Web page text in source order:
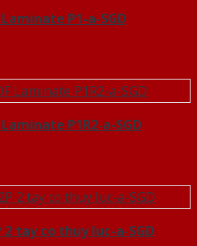
P1-a-SGD
P1R2-a-SGD
2 tay co thuy luc-a-SGD